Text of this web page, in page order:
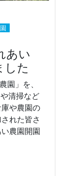
あい
した
園」を、
清掃など
や農園の
れた皆さ
農園開園